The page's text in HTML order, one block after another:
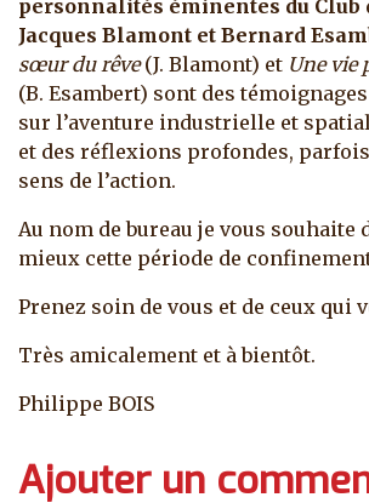
personnalités éminentes du Club
Jacques Blamont et Bernard
sœur du rêve(J. Blamont) et Une vie
(B. Esambert) sont des
sur l’aventure industrielle et
et des réflexions profondes,
sens de l’action.
Au nom de bureau je vous souhaite
mieux cette période de
Prenez soin de vous et de ceux qui
Très amicalement et à bientôt.
Philippe BOIS
Ajouter un